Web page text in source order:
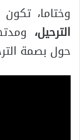
وختاما،
الترحيل،
حول بصمة